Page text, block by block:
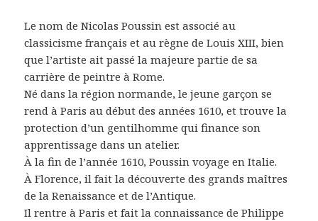
Le nom de Nicolas Poussin est associé au
classicisme français et au règne de Louis XIII, bien
que l’artiste ait passé la majeure partie de sa
carrière de peintre à Rome.
Né dans la région normande, le jeune garçon se
rend à Paris au début des années 1610, et trouve la
protection d’un gentilhomme qui finance son
apprentissage dans un atelier.
À la fin de l’année 1610, Poussin voyage en Italie.
À Florence, il fait la découverte des grands maîtres
de la Renaissance et de l’Antique.
Il rentre à Paris et fait la connaissance de Philippe